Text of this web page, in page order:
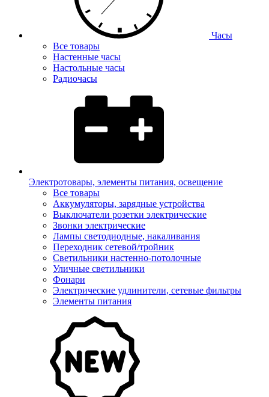
Часы
Все товары
Настенные часы
Настольные часы
Радиочасы
Электротовары, элементы питания, освещение
Все товары
Аккумуляторы, зарядные устройства
Выключатели розетки электрические
Звонки электрические
Лампы светодиодные, накаливания
Переходник сетевой/тройник
Светильники настенно-потолочные
Уличные светильники
Фонари
Электрические удлинители, сетевые фильтры
Элементы питания